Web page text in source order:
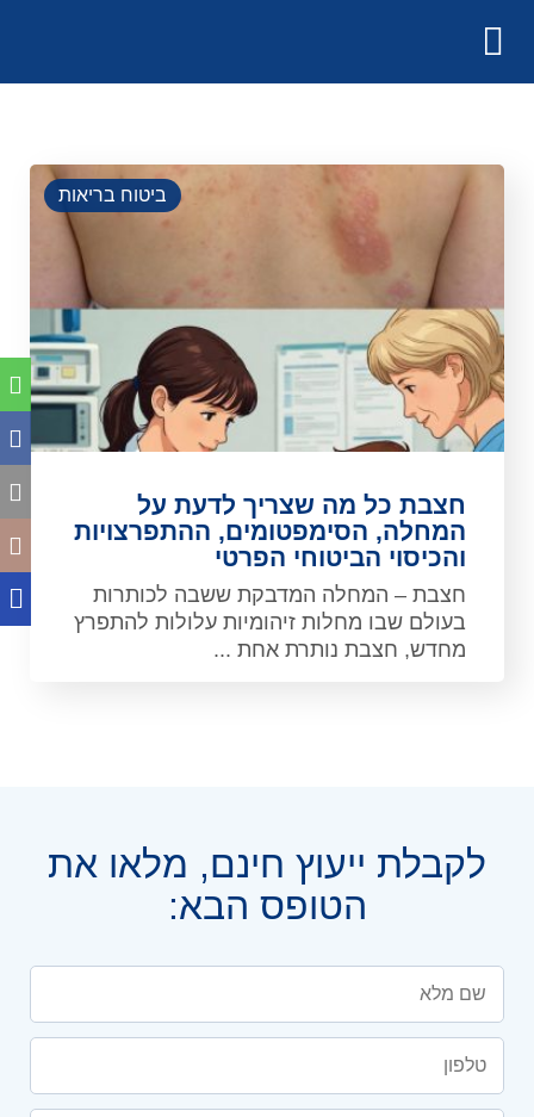
ביטוח בריאות
חצבת כל מה שצריך לדעת על
המחלה, הסימפטומים, ההתפרצויות
והכיסוי הביטוחי הפרטי
חצבת – המחלה המדבקת ששבה לכותרות
בעולם שבו מחלות זיהומיות עלולות להתפרץ
מחדש, חצבת נותרת אחת ...
לקבלת ייעוץ חינם, מלאו את
הטופס הבא: